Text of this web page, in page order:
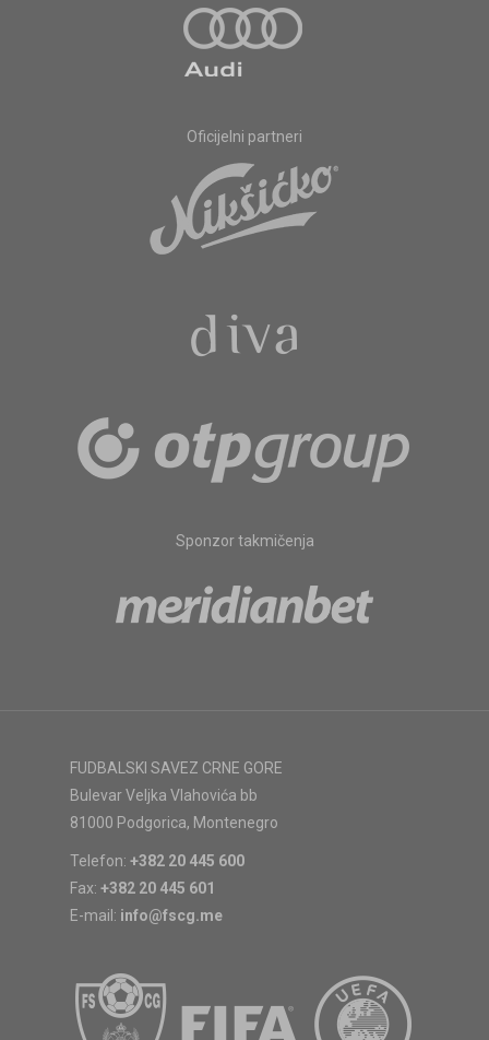
Oficijelni partneri
Sponzor takmičenja
FUDBALSKI SAVEZ CRNE GORE
Bulevar Veljka Vlahovića bb
81000 Podgorica, Montenegro
Telefon: +382 20 445 600
Fax: +382 20 445 601
E-mail: info@fscg.me